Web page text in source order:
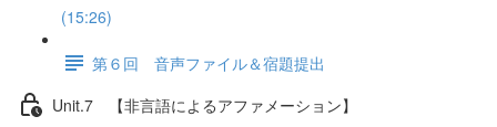
(15:26)
第６回 音声ファイル＆宿題提出
Unit.7 【非言語によるアファメーション】